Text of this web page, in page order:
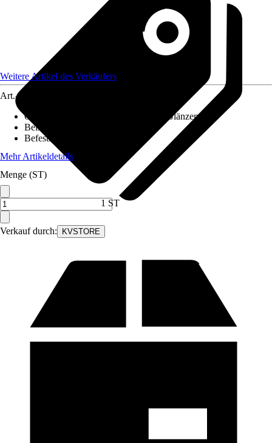
Verkauf durch: KVSTORE
Weitere Artikel des Verkäufers
Art.-Nr.
Oberfläche/Oberflächenbehandlung
Glänzend
Beiliegende Befestigung
Befestigungsmöglichkeit
Mehr Artikeldetails
Menge (ST)
1 ST